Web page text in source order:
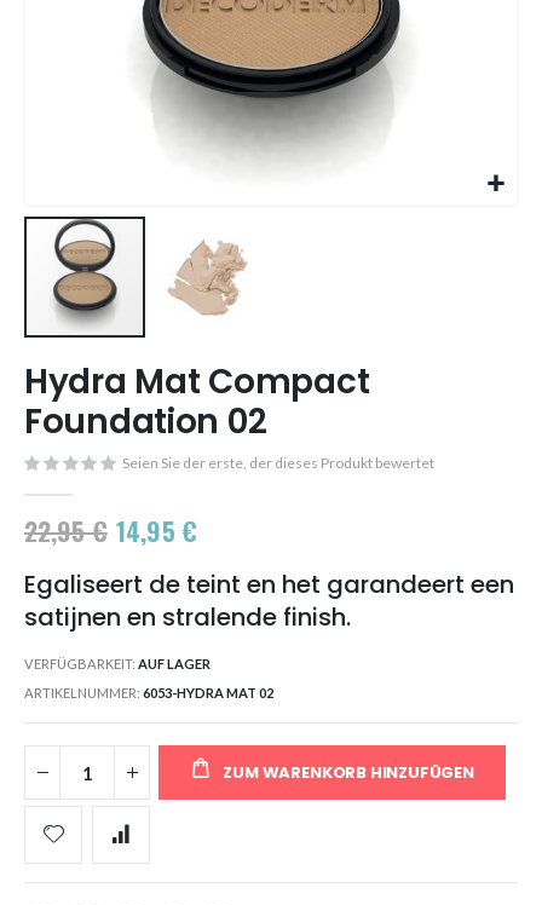
to
the
beginning
the
images
gallery
Hydra Mat Compact
Foundation 02
Seien Sie der erste, der dieses Produkt bewertet
22,95 € 14,95 €
Egaliseert de teint en het garandeert een
satijnen en stralende finish.
VERFÜGBARKEIT: AUF LAGER
ARTIKELNUMMER 6053-HYDRA MAT 02
ZUM WARENKORB HINZUFÜGEN